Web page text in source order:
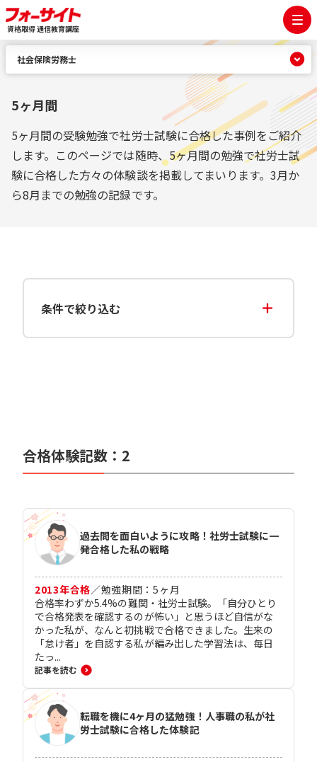
資格取得 通信教育講座
5ヶ月間
5ヶ月間の受験勉強で社労士試験に合格した事例をご紹介
します。このページでは随時、5ヶ月間の勉強で社労士試
験に合格した方々の体験談を掲載してまいります。3月か
ら8月までの勉強の記録です。
条件で絞り込む
合格体験記数： 2
過去問を面白いように攻略！社労士試験に一
発合格した私の戦略
2013年合格／勉強期間：5 ヶ月
合格率わずか5.4%の難関・社労士試験。「自分ひとり
で合格発表を確認するのが怖い」と思うほど自信がな
かった私が、なんと初挑戦で合格できました。生来の
「怠け者」を自認する私が編み出した学習法は、毎日
たっ...
記事を読む
転職を機に4ヶ月の猛勉強！人事職の私が社
労士試験に合格した体験記
社会保険労務士